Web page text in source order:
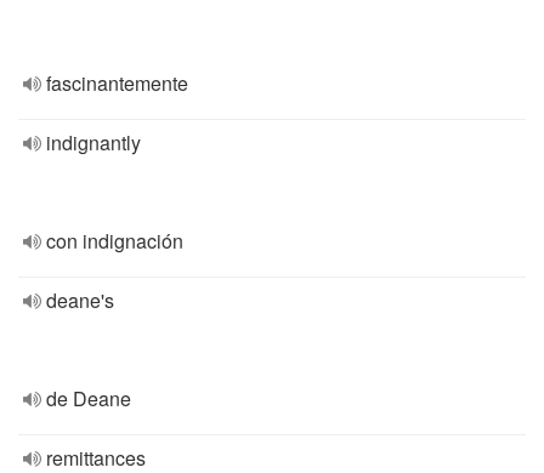
fascinantemente
indignantly
con indignación
deane's
de Deane
remittances